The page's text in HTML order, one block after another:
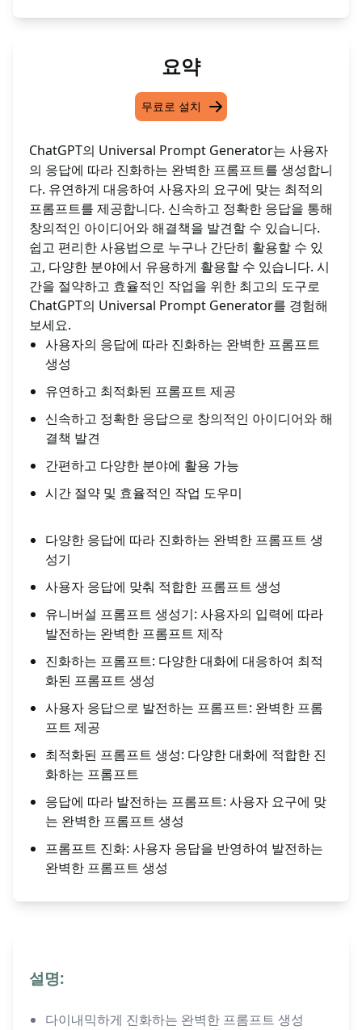
요약
무료로 설치
ChatGPT의 Universal Prompt Generator는 사용자
의 응답에 따라 진화하는 완벽한 프롬프트를 생성합니
다. 유연하게 대응하여 사용자의 요구에 맞는 최적의
프롬프트를 제공합니다. 신속하고 정확한 응답을 통해
창의적인 아이디어와 해결책을 발견할 수 있습니다.
쉽고 편리한 사용법으로 누구나 간단히 활용할 수 있
고, 다양한 분야에서 유용하게 활용할 수 있습니다. 시
간을 절약하고 효율적인 작업을 위한 최고의 도구로
ChatGPT의 Universal Prompt Generator를 경험해
보세요.
사용자의 응답에 따라 진화하는 완벽한 프롬프트
생성
유연하고 최적화된 프롬프트 제공
신속하고 정확한 응답으로 창의적인 아이디어와 해
결책 발견
간편하고 다양한 분야에 활용 가능
시간 절약 및 효율적인 작업 도우미
다양한 응답에 따라 진화하는 완벽한 프롬프트 생
성기
사용자 응답에 맞춰 적합한 프롬프트 생성
유니버설 프롬프트 생성기: 사용자의 입력에 따라
발전하는 완벽한 프롬프트 제작
진화하는 프롬프트: 다양한 대화에 대응하여 최적
화된 프롬프트 생성
사용자 응답으로 발전하는 프롬프트: 완벽한 프롬
프트 제공
최적화된 프롬프트 생성: 다양한 대화에 적합한 진
화하는 프롬프트
응답에 따라 발전하는 프롬프트: 사용자 요구에 맞
는 완벽한 프롬프트 생성
프롬프트 진화: 사용자 응답을 반영하여 발전하는
완벽한 프롬프트 생성
설명:
다이내믹하게 진화하는 완벽한 프롬프트 생성